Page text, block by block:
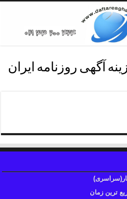
آگهی روزنامه ایران
ترین زمان